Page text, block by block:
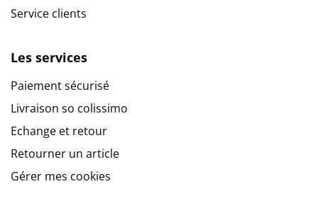
Service clients
Les services
Paiement sécurisé
Livraison so colissimo
Echange et retour
Retourner un article
Gérer mes cookies